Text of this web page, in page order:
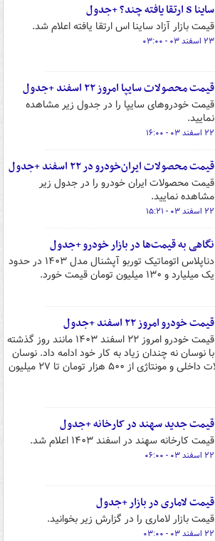
ساینا S ارتقا یافته چند؟ +جدول
قیمت بازار آزاد ساینا اس ارتقا یافته اعلام شد.
۲۳ اسفند ۰۳ - ۰۳:۰۰
قیمت محصولات سایپا امروز ۲۲ اسفند +جدول
قیمت خودروهای سایپا را در جدول زیر مشاهده
نمایید.
۲۲ اسفند ۰۳ - ۱۶:۰۰
قیمت محصولات ایران‌خودرو در ۲۲ اسفند +جدول
قیمت محصولات ایران خودرو را در جدول زیر
مشاهده نمایید.
۲۲ اسفند ۰۳ - ۱۵:۲۱
نگاهی به قیمت‌ها در بازار خودرو +جدول
دناپلاس اتوماتیک توربو آپشنال مدل ۱۴۰۳ در حدود
یک میلیارد و ۱۳۰ میلیون تومان قیمت خورد.
قیمت خودرو امروز ۲۲ اسفند +جدول
قیمت خودرو امروز ۲۲ اسفند ۱۴۰۳ مانند روز گذشته
با نوسان نه چندان زیاد به کار خود ادامه داد. نوسان
ایجادشده در بین محصولات داخلی و مونتاژی از ۵۰۰ هزار تومان تا ۲۷ میلیون
قیمت جدید سهند در کارخانه +جدول
قیمت کارخانه سهند در اسفند ۱۴۰۳ اعلام شد.
۲۲ اسفند ۰۳ - ۰۶:۰۰
قیمت لاماری در بازار +جدول
قیمت بازار لاماری را در گزارش زیر بخوانید.
۲۲ اسفند ۰۳ - ۰۳:۰۰